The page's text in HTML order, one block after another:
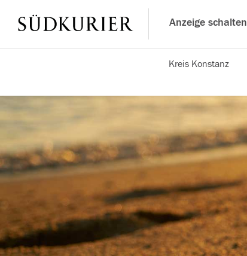
Anzeige schalten
Kreis Konstanz